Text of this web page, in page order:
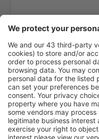
Boa Vista Atlas
Balsas Airport (BSS)
Barcelos Airport
Barra Do Garcas
Barreiras Airport
Barreirinhas (BRB)